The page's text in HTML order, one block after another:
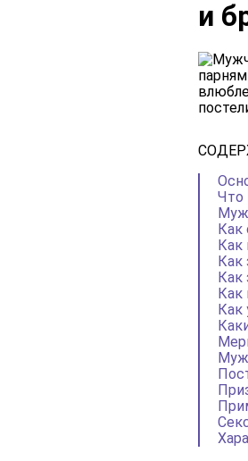
и
Что
Как
Как
Как
Как
Как
Как